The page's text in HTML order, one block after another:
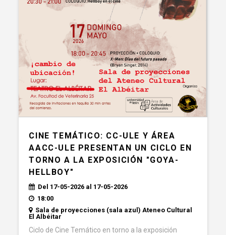
CINE TEMÁTICO: CC-ULE Y ÁREA
AACC-ULE PRESENTAN UN CICLO EN
TORNO A LA EXPOSICIÓN "GOYA-
HELLBOY"
Del 17-05-2026 al 17-05-2026
18:00
Sala de proyecciones (sala azul) Ateneo Cultural
El Albéitar
Ciclo de Cine Temático en torno a la exposición